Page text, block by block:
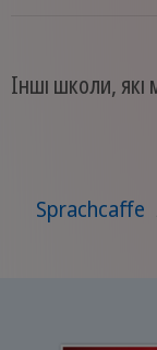
Інші школи, які
Sprachcaffe